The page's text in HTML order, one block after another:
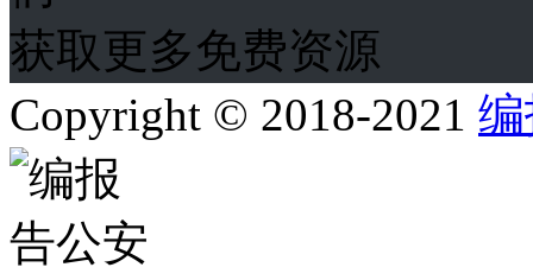
获取更多免费资源
Copyright © 2018-2021